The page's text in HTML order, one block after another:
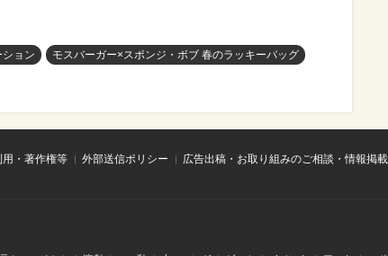
ション モスバーガー×スポンジ・ボブ 春のラッキーバッグ
・著作権等 外部送信ポリシー
広告出稿・お取り組みのご相談・情報掲